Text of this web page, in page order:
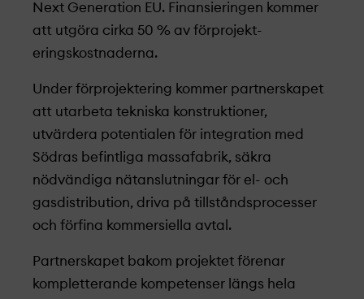
Next Generation EU. Finansieringen kommer
att utgöra cirka 50 % av förprojekt­
eringskostnaderna.
Under förprojekt­ering kommer partnerskapet
att utarbeta tekniska konstruktioner,
utvärdera potentialen för integration med
Södras befintliga massafabrik, säkra
nödvändiga nätanslutningar för el- och
gasdistribution, driva på tillståndsprocesser
och förfina kommersiella avtal.
Partnerskapet bakom projekt­et förenar
kompletterande kompetenser längs hela